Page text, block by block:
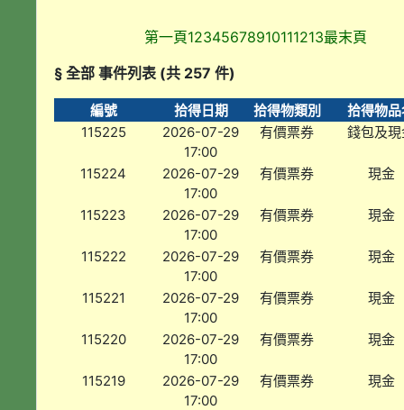
第一頁12345678910111213最末頁
§ 全部 事件列表 (共 257 件)
編號 拾得日期 拾得物類別
拾得物
115225
2026-07-29
17:00
有價票券 錢包及
115224
2026-07-29
17:00
有價票券 現金
115223
2026-07-29
17:00
有價票券 現金
115222
2026-07-29
17:00
有價票券 現金
115221
2026-07-29
17:00
有價票券 現金
115220
2026-07-29
17:00
有價票券 現金
115219
2026-07-29
17:00
有價票券 現金